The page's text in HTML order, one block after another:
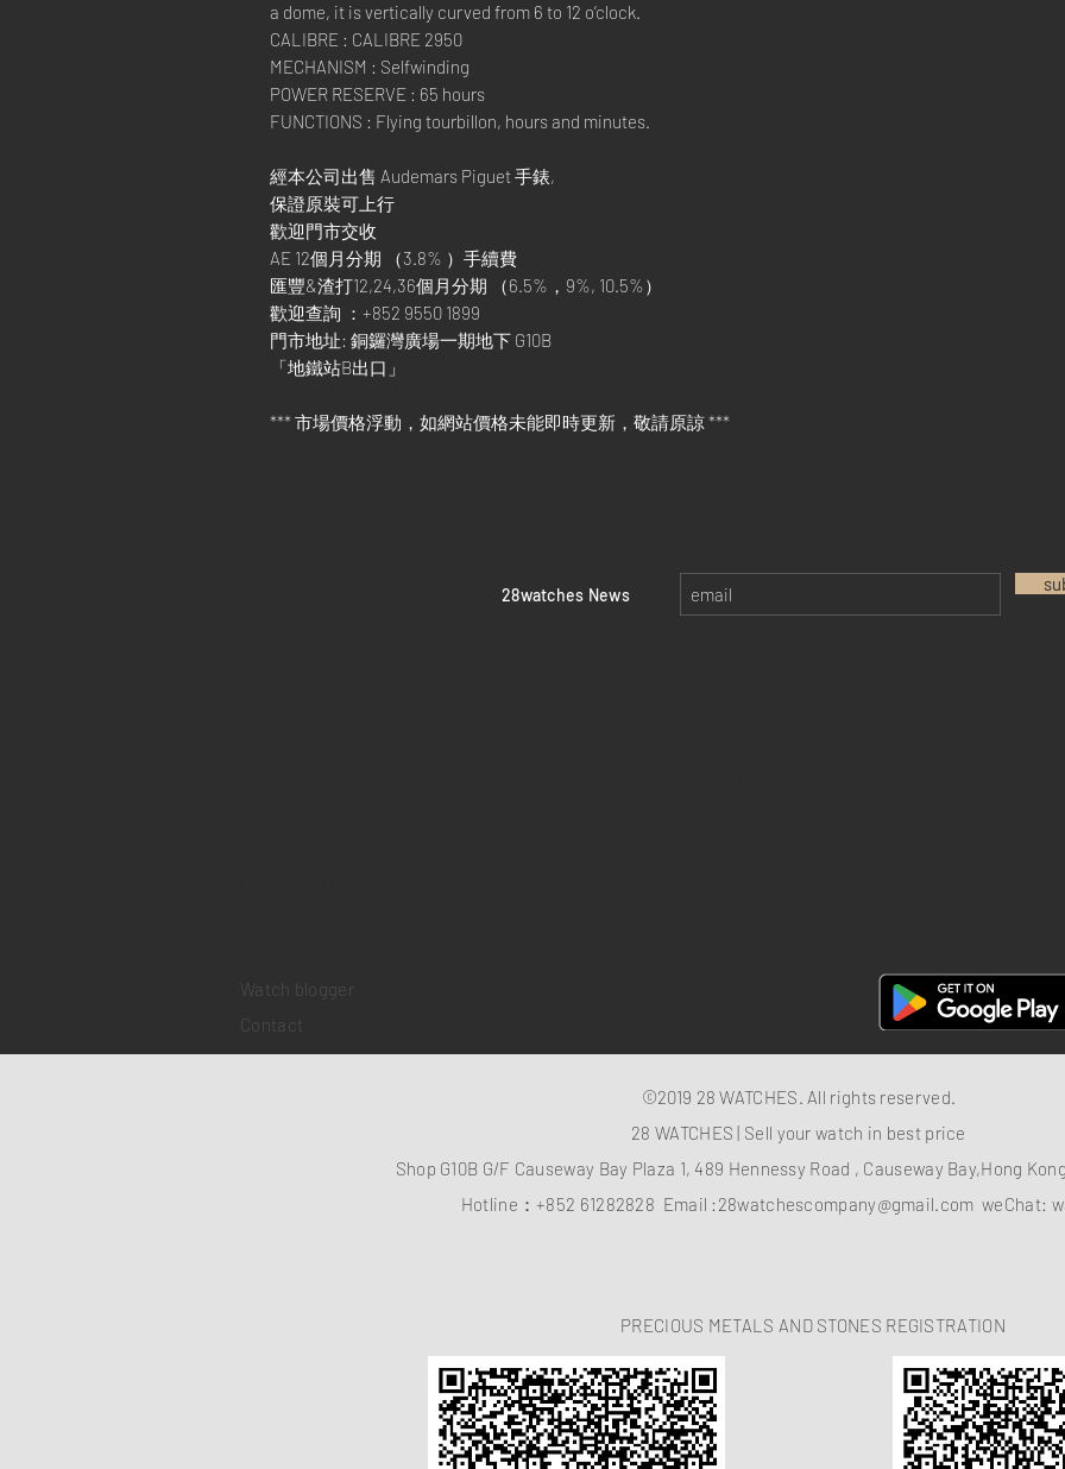
a dome, it is vertically curved from 6 to 12 o’clock.
CALIBRE : CALIBRE 2950
MECHANISM : Selfwinding
POWER RESERVE : 65 hours
FUNCTIONS : Flying tourbillon, hours and minutes.
經本公司出售 Audemars Piguet 手錶,
保證原裝可上行
歡迎門市交收
AE 12個月分期 （3.8% ）手續費
匯豐&渣打12,24,36個月分期 （6.5%，9%, 10.5%）
歡迎查詢 ：+852 9550 1899
門市地址: 銅鑼灣廣場一期地下 G10B
「地鐵站B出口」
*** 市場價格浮動，如網站價格未能即時更新，敬請原諒 ***
​28watches News
Watch blogger
Contact
©2019 28 WATCHES. All rights reserved.
28 WATCHES | Sell your watch in best price
Shop G10B G/F Causeway Bay Plaza 1, 489 Hennessy Road , Causeway Bay,Hong Kong
Hotline：+852 61282828 Email : 28watchescompany@gmail.com weChat:
PRECIOUS METALS AND STONES REGISTRATION